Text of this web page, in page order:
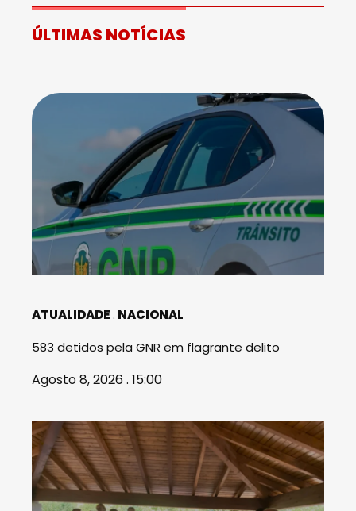
ÚLTIMAS NOTÍCIAS
ATUALIDADE NACIONAL
583 detidos pela GNR em flagrante delito
Agosto 8, 2026 . 15:00